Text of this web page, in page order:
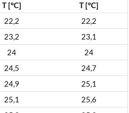
T [°C]
T [°C]
22,2
22,2
23,2
23,1
24
24
24,5
24,7
24,9
25,1
25,1
25,6